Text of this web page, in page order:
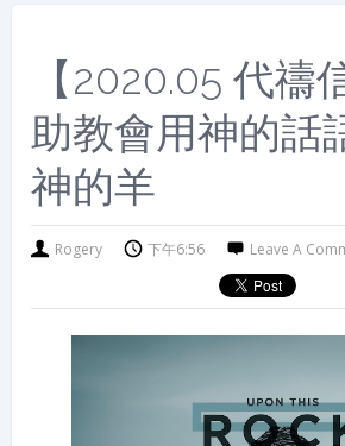
【2020.05 代禱
助教會用神的話
神的羊
Rogery 下午6:56 Leave A